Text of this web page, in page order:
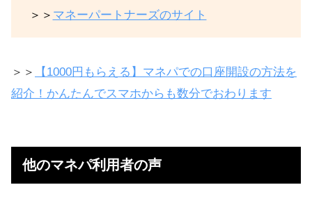
＞＞ マネーパートナーズのサイト
＞＞
【1000円もらえる】マネパでの口座開設の方法を
紹介！かんたんでスマホからも数分でおわります
他のマネパ利用者の声